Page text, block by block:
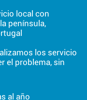
local con
península,
los servicio
el problema, sin
al año